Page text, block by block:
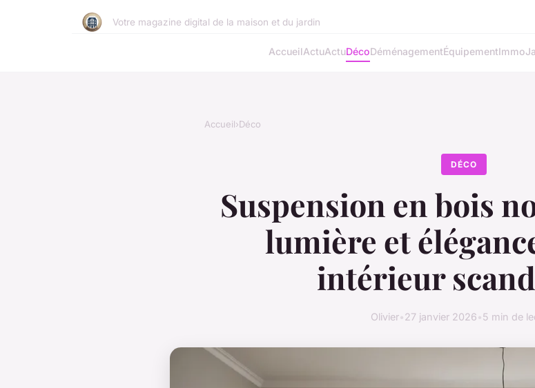
Votre magazine digital de la maison et du jardin
AccueilActuActuDécoDéménagementÉquipementImmo
Accueil›Déco
DÉCO
Suspension en bois
lumière et
intérieur
Olivier•27 janvier 2026•5 min de